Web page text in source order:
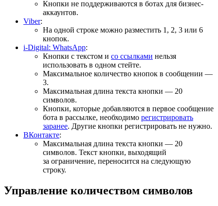
Кнопки не поддерживаются в ботах для бизнес-
аккаунтов.
Viber:
На одной строке можно разместить 1, 2, 3 или 6
кнопок.
i-Digital: WhatsApp:
Кнопки с текстом и со ссылками нельзя
использовать в одном стейте.
Максимальное количество кнопок в сообщении —
3.
Максимальная длина текста кнопки — 20
символов.
Кнопки, которые добавляются в первое сообщение
бота в рассылке, необходимо регистрировать
заранее. Другие кнопки регистрировать не нужно.
ВКонтакте:
Максимальная длина текста кнопки — 20
символов. Текст кнопки, выходящий
за ограничение, переносится на следующую
строку.
Управление количеством символов